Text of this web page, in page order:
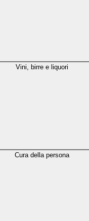
Vini, birre e liquori
Cura della persona